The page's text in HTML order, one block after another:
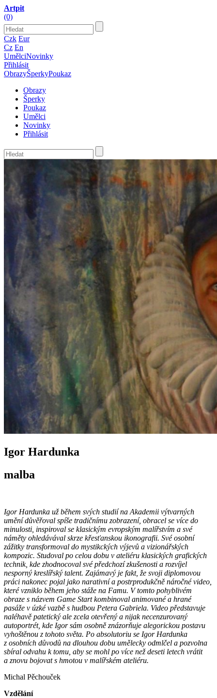
Artpit
(0)
Czk Eur
Cz En
UmělciNovinky
Přihlásit
ObrazyŠperkyPoukaz
Obrazy
Šperky
Poukaz
Umělci
Novinky
Přihlásit
Igor Hardunka
malba
Igor Hardunka už během svých studií na Akademii výtvarných
umění důvěřoval spíše tradičnímu zobrazení, obracel se více do
minulosti, inspiroval se klasickým evropským malířstvím a své
náměty ohledávával skrze křesťanskou ikonografii. Své osobní
zážitky transformoval do mystikckých výjevů a vizionářských
kompozic. Studoval po celou dobu v ateliéru klasických grafických
technik, kde zhodnocoval své předchozí zkušenosti a rozvíjel
nesporný kreslířský talent. Zajámavý je fakt, že svoji diplomovou
práci nakonec pojal jako narativní a postrprodukčně náročné video,
které vzniklo během jeho stáže na Famu. V tomto pohyblivém
obraze s názvem Game Start kombinoval animované a hrané
pasáže v úzké vazbě s hudbou Petera Gabriela. Video představuje
naléhavě patetický ale zcela otevřený a nijak necenzurovaný
autoportrét, kde Igor sám osobně znázorňuje alegorickou postavu
vyhoštěnou z tohoto světa. Po absolutoriu se Igor Hardunka
z osobních důvodů na dlouhou dobu umělecky odmlčel a pozvolna
sbíral odvahu k tomu, aby se mohl po více než deseti letech vrátit
a znovu bojovat s hmotou v malířském ateliéru.
Michal Pěchouček
Vzdělání